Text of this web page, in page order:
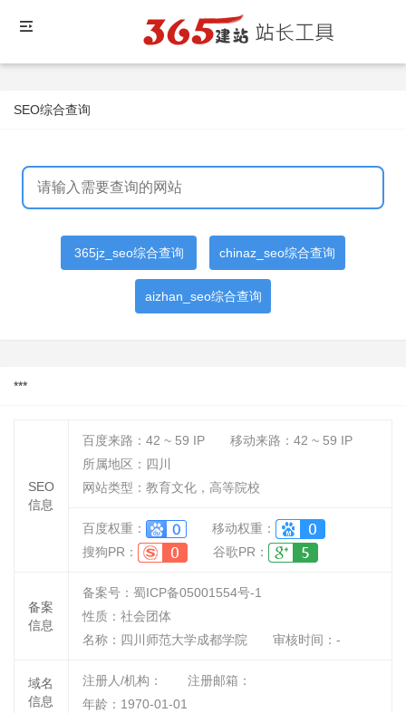
SEO综合查询
365jz_seo综合查询 chinaz_seo综合查询
aizhan_seo综合查询
***
SEO
信息
百度来路： 42 ~ 59 IP 移动来路： 42 ~ 59 IP
所属地区：四川
网站类型：教育文化，高等院校
百度权重：
移动权重：
搜狗PR：
谷歌PR：
备案
信息
备案号：蜀ICP备05001554号-1
性质： 社会团体
名称： 四川师范大学成都学院 审核时间： -
域名
信息
注册人/机构：
注册邮箱：
年龄：1970-01-01